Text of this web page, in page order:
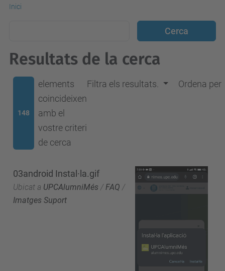
Inici
Resultats de la cerca
148
elements
coincideixen
amb el
vostre criteri
de cerca
Filtra els resultats. Ordena per
03android Instal·la.gif
Ubicat a UPCAlumniMés / FAQ /
Imatges Suport